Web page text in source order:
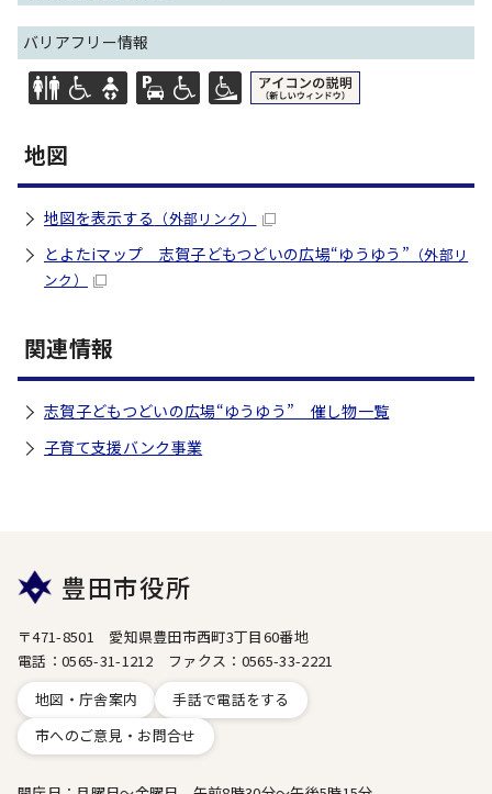
バリアフリー情報
地図
地図を表示する （外部リンク）
とよたiマップ 志賀子どもつどいの広場“ゆうゆう” （外部リ
ンク）
関連情報
志賀子どもつどいの広場“ゆうゆう” 催し物一覧
子育て支援バンク事業
豊田市役所
〒471-8501 愛知県豊田市西町3丁目60番地
電話：0565-31-1212 ファクス：0565-33-2221
地図・庁舎案内
手話で電話をする
市へのご意見・お問合せ